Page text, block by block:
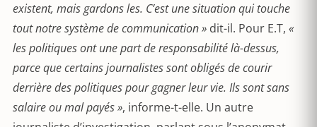
existent, mais gardons les. C’est une situation qui touche
tout notre système de communication » dit-il. Pour E.T, «
les politiques ont une part de responsabilité là-dessus,
parce que certains journalistes sont obligés de courir
derrière des politiques pour gagner leur vie. Ils sont sans
salaire ou mal payés », informe-t-elle. Un autre